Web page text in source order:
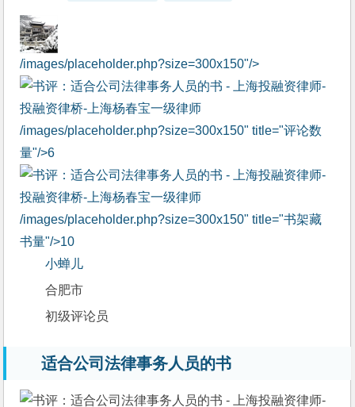
/images/placeholder.php?size=300x150"/>
/images/placeholder.php?size=300x150" title="评论数
量"/>6
/images/placeholder.php?size=300x150" title="书架藏
书量"/>10
小蝉儿
合肥市
初级评论员
适合公司法律事务人员的书